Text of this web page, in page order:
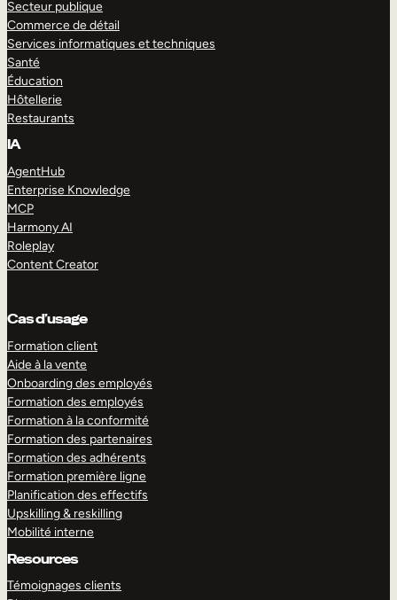
Secteur publique
Commerce de détail
Services informatiques et techniques
Santé
Éducation
Hôtellerie
Restaurants
IA
AgentHub
Enterprise Knowledge
MCP
Harmony AI
Roleplay
Content Creator
Cas d’usage
Formation client
Aide à la vente
Onboarding des employés
Formation des employés
Formation à la conformité
Formation des partenaires
Formation des adhérents
Formation première ligne
Planification des effectifs
Upskilling & reskilling
Mobilité interne
Resources
Témoignages clients